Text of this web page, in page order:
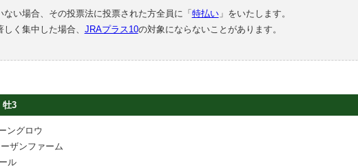
い場合、その投票法に投票された方全員に「 特払い」をいたします。
く集中した場合、 JRAプラス10の対象にならないことがあります。
牡3
ングロウ
ザンファーム
ル